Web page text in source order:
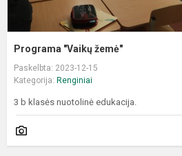
Programa "Vaikų žemė"
Paskelbta: 2023-12-15
Kategorija: Renginiai
3 b klasės nuotolinė edukacija.